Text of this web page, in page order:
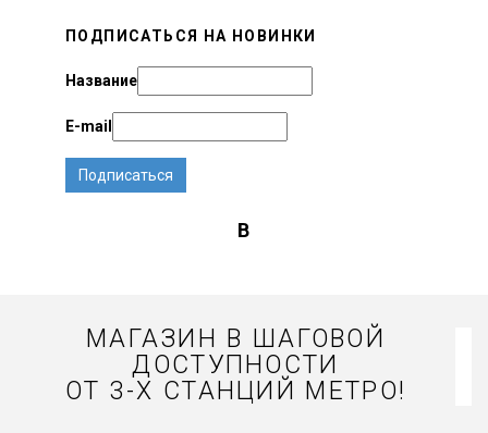
ПОДПИСАТЬСЯ НА НОВИНКИ
Название
E-mail
B
МАГАЗИН В ШАГОВОЙ
ДОСТУПНОСТИ
ОТ 3-Х СТАНЦИЙ МЕТРО!